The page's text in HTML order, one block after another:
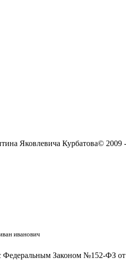
Яковлевича Курбатова© 2009 -
иванович
Федеральным Законом №152-ФЗ